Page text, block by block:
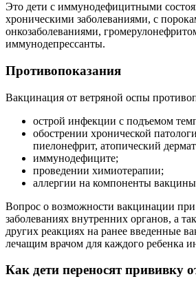
Это дети с иммунодефицитными
хроническими заболеваниями, с
онкозаболеваниями,
иммунодепрессанты.
Противопоказания
Вакцинация от ветряной оспы
острой инфекции с подъемом
обострении хронической
пиелонефрит, атопический
иммунодефиците;
проведении химиотерапии;
аллергии на компоненты
Вопрос о возможности вакцинации
заболеваниях внутренних органов, а
других реакциях на ранее введенные
лечащим врачом для каждого ребенка
Как дети переносят прививку